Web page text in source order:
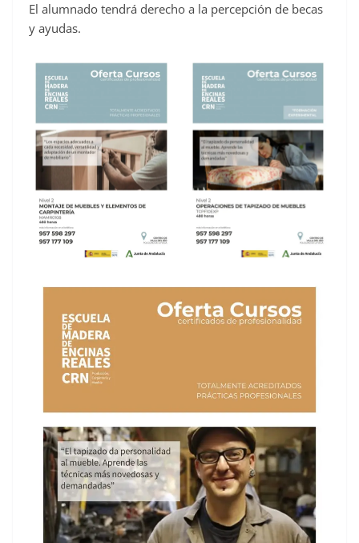
El alumnado tendrá derecho a la percepción de becas
y ayudas.